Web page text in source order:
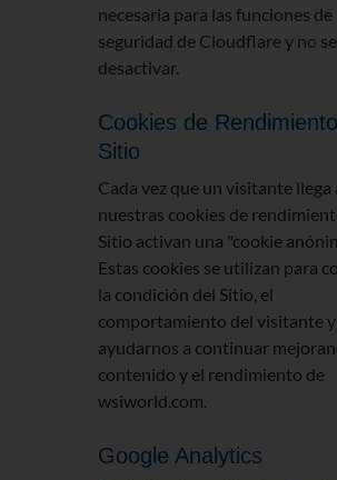
necesaria para las funciones de
seguridad de Cloudflare y no
desactivar.
Cookies de
Sitio
Cada vez que un visitante llega
nuestras cookies de
Sitio activan una "cookie
Estas cookies se utilizan para
la condición del Sitio, el
comportamiento del visitante y
ayudarnos a continuar
contenido y el rendimiento de
wsiworld.com.
Google Analytics